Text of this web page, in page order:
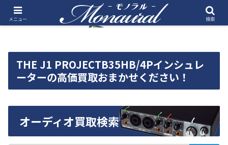
THE J1 PROJECTB35HB/4Pインシュレ
ーターの高価買取おまかせください！
オーディオ買取検索
メニュー 検索